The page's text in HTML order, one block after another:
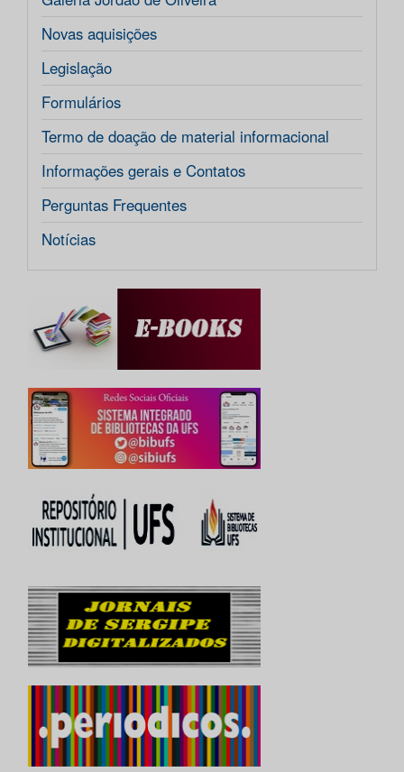
Novas aquisições
Legislação
Formulários
Termo de doação de material informacional
Informações gerais e Contatos
Perguntas Frequentes
Notícias